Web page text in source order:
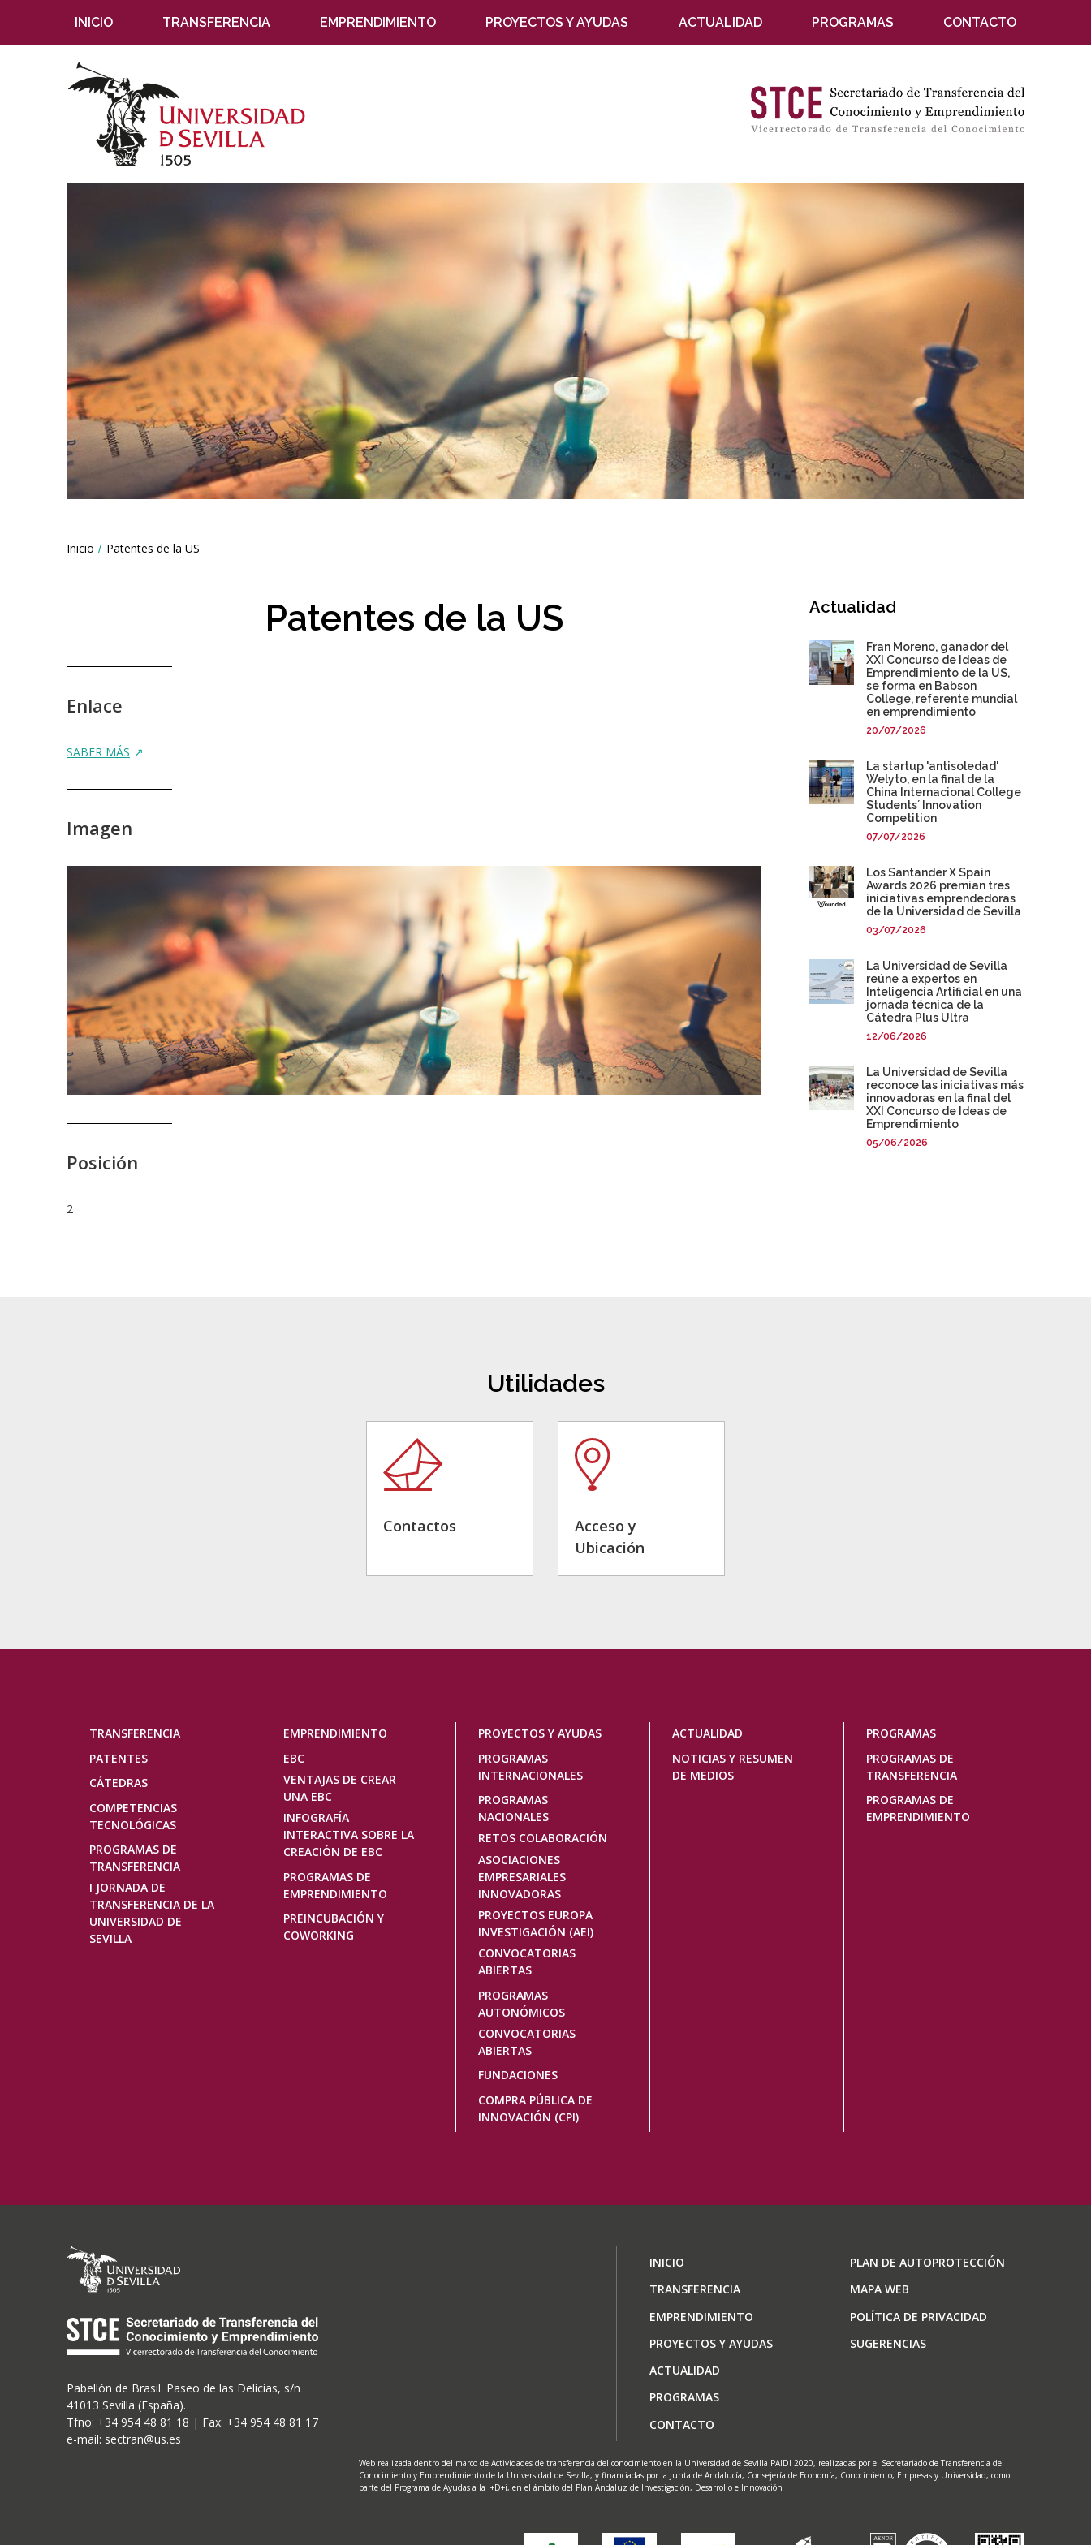
INICIO TRANSFERENCIA EMPRENDIMIENTO PROYECTOS Y AYUDAS ACTUALIDAD PROGRAMAS CONTACTO
Breadcrumbs
You
Inicio Patentes de la US
Patentes de la US
Enlace
SABER MÁS
Imagen
Posición
2
Actualidad
Fran Moreno, ganador del
XXI Concurso de Ideas de
Emprendimiento de la US,
se forma en Babson
College, referente mundial
en emprendimiento
20/07/2026
La startup 'antisoledad'
Welyto, en la final de la
China Internacional College
Students´ Innovation
Competition
07/07/2026
Los Santander X Spain
Awards 2026 premian tres
iniciativas emprendedoras
de la Universidad de Sevilla
03/07/2026
La Universidad de Sevilla
reúne a expertos en
Inteligencia Artificial en una
jornada técnica de la
Cátedra Plus Ultra
12/06/2026
La Universidad de Sevilla
reconoce las iniciativas más
innovadoras en la final del
XXI Concurso de Ideas de
Emprendimiento
05/06/2026
Utilidades
Contactos
Acceso y
Ubicación
Navegación
principal
TRANSFERENCIA
PATENTES
CÁTEDRAS
COMPETENCIAS
TECNOLÓGICAS
PROGRAMAS DE
TRANSFERENCIA
I JORNADA DE
TRANSFERENCIA DE LA
UNIVERSIDAD DE
SEVILLA
EMPRENDIMIENTO
EBC
VENTAJAS DE CREAR
UNA EBC
INFOGRAFÍA
INTERACTIVA SOBRE LA
CREACIÓN DE EBC
PROGRAMAS DE
EMPRENDIMIENTO
PREINCUBACIÓN Y
COWORKING
PROYECTOS Y AYUDAS
PROGRAMAS
INTERNACIONALES
PROGRAMAS
NACIONALES
RETOS COLABORACIÓN
ASOCIACIONES
EMPRESARIALES
INNOVADORAS
PROYECTOS EUROPA
INVESTIGACIÓN (AEI)
CONVOCATORIAS
ABIERTAS
PROGRAMAS
AUTONÓMICOS
CONVOCATORIAS
ABIERTAS
FUNDACIONES
COMPRA PÚBLICA DE
INNOVACIÓN (CPI)
ACTUALIDAD
NOTICIAS Y RESUMEN
DE MEDIOS
PROGRAMAS
PROGRAMAS DE
TRANSFERENCIA
PROGRAMAS DE
EMPRENDIMIENTO
Pabellón de Brasil. Paseo de las Delicias, s/n
41013 Sevilla (España).
Tfno: +34 954 48 81 18 | Fax: +34 954 48 81 17
e-mail: sectran@us.es
Navegación
principal
INICIO
TRANSFERENCIA
EMPRENDIMIENTO
PROYECTOS Y AYUDAS
ACTUALIDAD
PROGRAMAS
CONTACTO
Footer
menu
PLAN DE AUTOPROTECCIÓN
MAPA WEB
POLÍTICA DE PRIVACIDAD
SUGERENCIAS
Web realizada dentro del marco de Actividades de transferencia del conocimiento en la Universidad de Sevilla PAIDI 2020, realizadas por el Secretariado de Transferencia del
Conocimiento y Emprendimiento de la Universidad de Sevilla, y financiadas por la Junta de Andalucía, Consejería de Economía, Conocimiento, Empresas y Universidad, como
parte del Programa de Ayudas a la I+D+i, en el ámbito del Plan Andaluz de Investigación, Desarrollo e Innovación